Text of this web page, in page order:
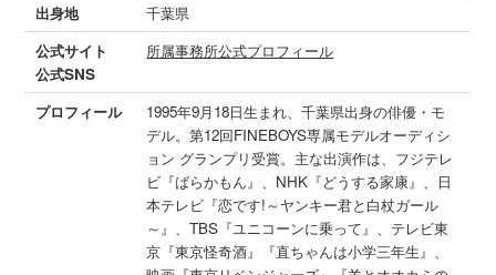
出身地
千葉県
公式サイト
公式SNS
所属事務所公式プロフィール
プロフィール
1995年9月18日生まれ、千葉県出身の俳優・モ
デル。第12回FINEBOYS専属モデルオーディシ
ョン グランプリ受賞。主な出演作は、フジテレ
ビ『ばらかもん』、NHK『どうする家康』、日
本テレビ『恋です!～ヤンキー君と白杖ガール
～』、TBS『ユニコーンに乗って』、テレビ東
京『東京怪奇酒』『直ちゃんは小学三年生』、